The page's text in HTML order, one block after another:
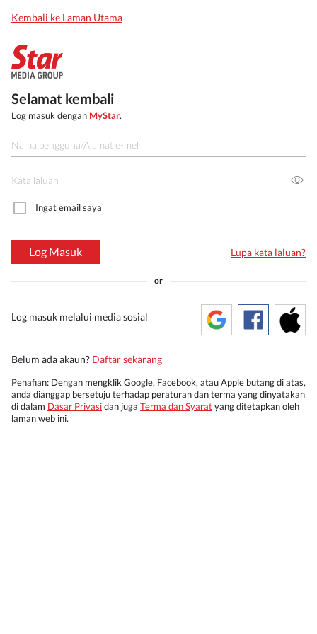
Kembali ke Laman Utama
Selamat kembali
Log masuk dengan MyStar.
Ingat email saya
Log Masuk Lupa kata laluan?
or
Log masuk melalui media sosial
Belum ada akaun? Daftar sekarang
Penafian: Dengan mengklik Google, Facebook, atau Apple butang di atas,
anda dianggap bersetuju terhadap peraturan dan terma yang dinyatakan
di dalam Dasar Privasidan juga Terma dan Syaratyang ditetapkan oleh
laman web ini.